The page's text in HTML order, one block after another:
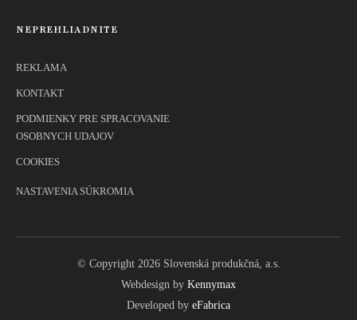
NEPREHLIADNITE
REKLAMA
KONTAKT
PODMIENKY PRE SPRACOVANIE
OSOBNYCH UDAJOV
COOKIES
NASTAVENIA SÚKROMIA
© Copyright 2026 Slovenská produkčná, a.s.
Webdesign by Kennymax
Developed by eFabrica